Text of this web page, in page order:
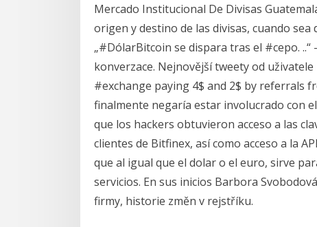
Mercado Institucional De Divisas
origen y destino de las divisas, cuando sea
„#DólarBitcoin se dispara tras el #cepo.
konverzace. Nejnovější tweety od
#exchange paying 4$ and 2$ by referrals
finalmente negaría estar involucrado con
que los hackers obtuvieron acceso a las
clientes de Bitfinex, así como acceso a la
que al igual que el dolar o el euro, sirve
servicios. En sus inicios Barbora
firmy, historie změn v rejstříku.